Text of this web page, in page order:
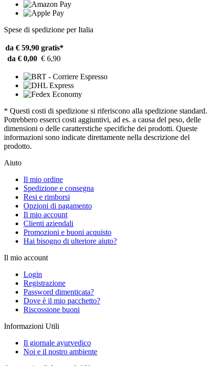
Spese di spedizione per Italia
da € 59,90 gratis*
da € 0,00 € 6,90
* Questi costi di spedizione si riferiscono alla spedizione standard.
Potrebbero esserci costi aggiuntivi, ad es. a causa del peso, delle
dimensioni o delle caratterstiche specifiche dei prodotti. Queste
informazioni sono indicate direttamente nella descrizione del
prodotto.
Aiuto
Il mio ordine
Spedizione e consegna
Resi e rimborsi
Opzioni di pagamento
Il mio account
Clienti aziendali
Promozioni e buoni acquisto
Hai bisogno di ulteriore aiuto?
Il mio account
Login
Registrazione
Password dimenticata?
Dove è il mio pacchetto?
Riscossione buoni
Informazioni Utili
Il giornale ayurvedico
Noi e il nostro ambiente